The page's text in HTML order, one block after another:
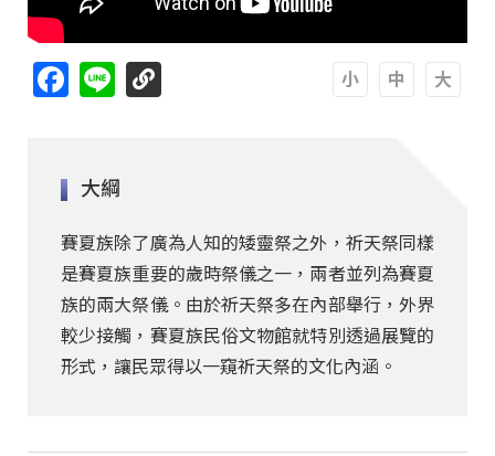
Facebook
Line
大綱
賽夏族除了廣為人知的矮靈祭之外，祈天祭同樣
是賽夏族重要的歲時祭儀之一，兩者並列為賽夏
族的兩大祭儀。由於祈天祭多在內部舉行，外界
較少接觸，賽夏族民俗文物館就特別透過展覽的
形式，讓民眾得以一窺祈天祭的文化內涵。